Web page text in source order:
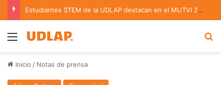
Estudiantes STEM de la UDLAP destacan en el MUTVI 2026
Menu
Inicio / Notas de prensa